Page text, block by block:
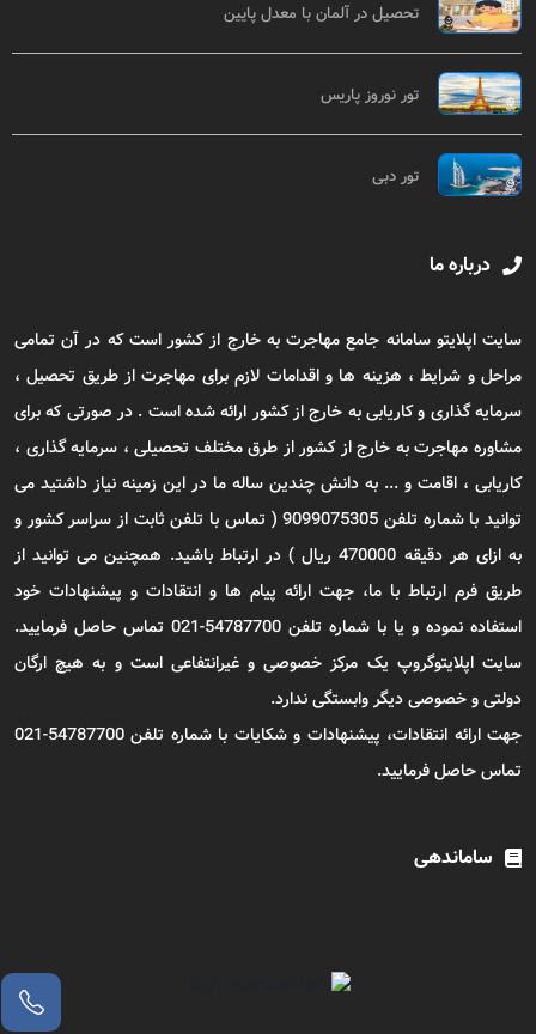
تحصیل در آلمان با معدل پایین
تور نوروز پاریس
تور دبی
درباره ما
سایت اپلایتو سامانه جامع مهاجرت به خارج از کشور است که در آن تمامی
مراحل و شرایط ، هزینه ها و اقدامات لازم برای مهاجرت از طریق تحصیل ،
سرمایه گذاری و کاریابی به خارج از کشور ارائه شده است . در صورتی که برای
مشاوره مهاجرت به خارج از کشور از طرق مختلف تحصیلی ، سرمایه گذاری ،
کاریابی ، اقامت و ... به دانش چندین ساله ما در این زمینه نیاز داشتید می
توانید با شماره تلفن 9099075305 ( تماس با تلفن ثابت از سراسر کشور و
به ازای هر دقیقه 470000 ریال ) در ارتباط باشید. همچنین می توانید از
طریق فرم ارتباط با ما، جهت ارائه پیام ها و انتقادات و پیشنهادات خود
استفاده نموده و یا با شماره تلفن 54787700-021 تماس حاصل فرمایید.
سایت اپلایتوگروپ یک مرکز خصوصی و غیرانتفاعی است و به هیچ ارگان
دولتی و خصوصی دیگر وابستگی ندارد.
جهت ارائه انتقادات، پیشنهادات و شکایات با شماره تلفن 54787700-021
تماس حاصل فرمایید.
ساماندهی